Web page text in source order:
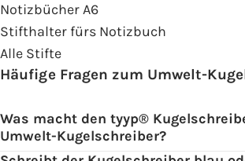
Notizbücher A6
Stifthalter fürs Notizbuch
Alle Stifte
Häufige Fragen zum Umwelt-
Was macht den tyyp®
Umwelt-Kugelschreiber?